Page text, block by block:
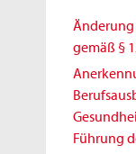
Änderung
gemäß §
Führung